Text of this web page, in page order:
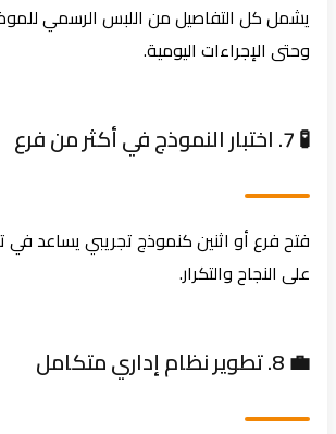
يشمل كل التفاصيل من اللبس الرسمي
وحتى الإجراءات اليومية.
فتح فرع أو اثنين كنموذج تجريبي يساعد في
على النجاح والتكرار.